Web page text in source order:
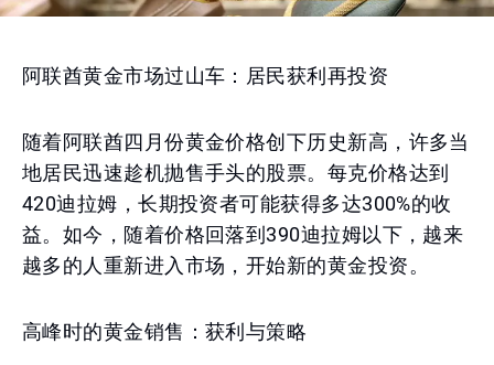
阿联酋黄金市场过山车：居民获利再投资
随着阿联酋四月份黄金价格创下历史新高，许多当
地居民迅速趁机抛售手头的股票。每克价格达到
420迪拉姆，长期投资者可能获得多达300%的收
益。如今，随着价格回落到390迪拉姆以下，越来
越多的人重新进入市场，开始新的黄金投资。
高峰时的黄金销售：获利与策略